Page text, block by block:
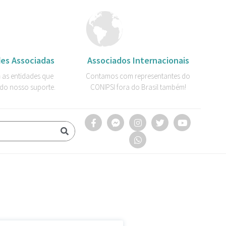
Associadas
as entidades que
nosso suporte.
Associados Internacionais
Contamos com representantes do
CONIPSI fora do Brasil também!